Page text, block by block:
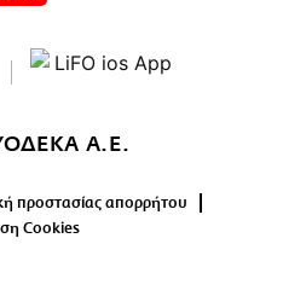
Α.Ε.
προστασίας απορρήτου
Cookies